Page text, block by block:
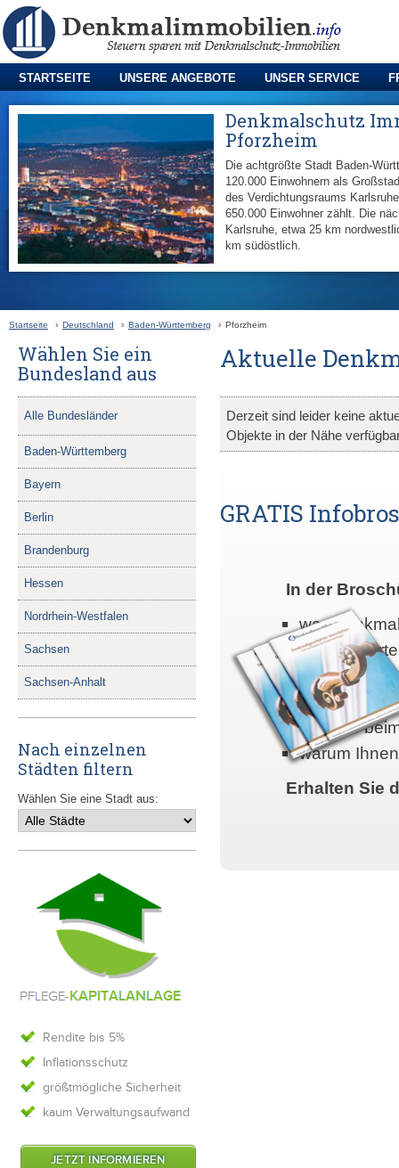
STARTSEITE UNSERE ANGEBOTE UNSER SERVICE
Denkmalschutz
Pforzheim
Die achtgrößte Stadt Baden-
120.000 Einwohnern als
des Verdichtungsraums
650.000 Einwohner zählt. Die
Karlsruhe, etwa 25 km
km südöstlich.
Startseite › Deutschland › Baden-Württemberg › Pforzheim
Wählen Sie ein
Bundesland aus
Alle Bundesländer
Baden-Württemberg
Bayern
Berlin
Brandenburg
Hessen
Nordrhein-Westfalen
Sachsen
Sachsen-Anhalt
Nach einzelnen
Städten filtern
Wählen Sie eine Stadt aus:
Rendite bis 5%
Inflationsschutz
größtmögliche Sicherheit
kaum Verwaltungsaufwand
JETZT INFORMIEREN
Aktuelle
Derzeit sind leider keine
Objekte in der Nähe
GRATIS
In der
was
welche
warum
wie Sie mit
was Sie
warum
Erhalten Sie